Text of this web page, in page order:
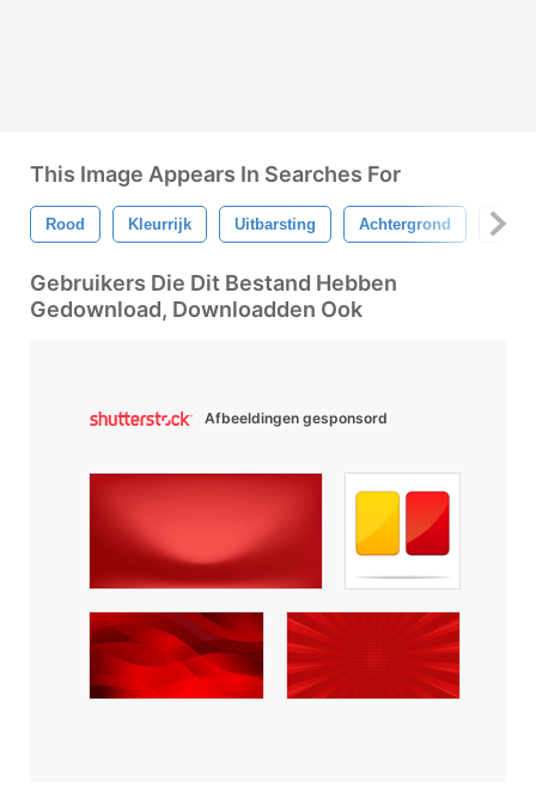
This Image Appears In Searches For
Rood Kleurrijk Uitbarsting Achtergrond
Gebruikers Die Dit Bestand Hebben
Gedownload, Downloadden Ook
Afbeeldingen gesponsord